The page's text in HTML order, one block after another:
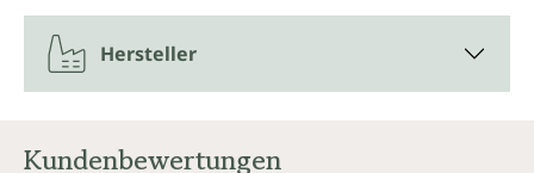
Hersteller
Kundenbewertungen